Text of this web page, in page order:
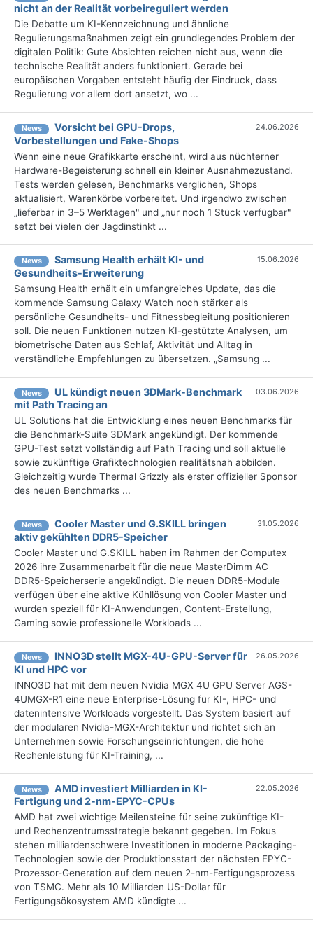
nicht an der Realität vorbeireguliert werden
Die Debatte um KI-Kennzeichnung und ähnliche
Regulierungsmaßnahmen zeigt ein grundlegendes Problem der
digitalen Politik: Gute Absichten reichen nicht aus, wenn die
technische Realität anders funktioniert. Gerade bei
europäischen Vorgaben entsteht häufig der Eindruck, dass
Regulierung vor allem dort ansetzt, wo ...
News
Vorsicht bei GPU-Drops,
Vorbestellungen und Fake-Shops
24.06.2026
Wenn eine neue Grafikkarte erscheint, wird aus nüchterner
Hardware-Begeisterung schnell ein kleiner Ausnahmezustand.
Tests werden gelesen, Benchmarks verglichen, Shops
aktualisiert, Warenkörbe vorbereitet. Und irgendwo zwischen
„lieferbar in 3–5 Werktagen" und „nur noch 1 Stück verfügbar"
setzt bei vielen der Jagdinstinkt ...
News
Samsung Health erhält KI- und
Gesundheits-Erweiterung
15.06.2026
Samsung Health erhält ein umfangreiches Update, das die
kommende Samsung Galaxy Watch noch stärker als
persönliche Gesundheits- und Fitnessbegleitung positionieren
soll. Die neuen Funktionen nutzen KI-gestützte Analysen, um
biometrische Daten aus Schlaf, Aktivität und Alltag in
verständliche Empfehlungen zu übersetzen. „Samsung ...
News
UL kündigt neuen 3DMark-Benchmark
mit Path Tracing an
03.06.2026
UL Solutions hat die Entwicklung eines neuen Benchmarks für
die Benchmark-Suite 3DMark angekündigt. Der kommende
GPU-Test setzt vollständig auf Path Tracing und soll aktuelle
sowie zukünftige Grafiktechnologien realitätsnah abbilden.
Gleichzeitig wurde Thermal Grizzly als erster offizieller Sponsor
des neuen Benchmarks ...
News
Cooler Master und G.SKILL bringen
aktiv gekühlten DDR5-Speicher
31.05.2026
Cooler Master und G.SKILL haben im Rahmen der Computex
2026 ihre Zusammenarbeit für die neue MasterDimm AC
DDR5-Speicherserie angekündigt. Die neuen DDR5-Module
verfügen über eine aktive Kühllösung von Cooler Master und
wurden speziell für KI-Anwendungen, Content-Erstellung,
Gaming sowie professionelle Workloads ...
News
INNO3D stellt MGX-4U-GPU-Server für
KI und HPC vor
26.05.2026
INNO3D hat mit dem neuen Nvidia MGX 4U GPU Server AGS-
4UMGX-R1 eine neue Enterprise-Lösung für KI-, HPC- und
datenintensive Workloads vorgestellt. Das System basiert auf
der modularen Nvidia-MGX-Architektur und richtet sich an
Unternehmen sowie Forschungseinrichtungen, die hohe
Rechenleistung für KI-Training, ...
News
AMD investiert Milliarden in KI-
Fertigung und 2-nm-EPYC-CPUs
22.05.2026
AMD hat zwei wichtige Meilensteine für seine zukünftige KI-
und Rechenzentrumsstrategie bekannt gegeben. Im Fokus
stehen milliardenschwere Investitionen in moderne Packaging-
Technologien sowie der Produktionsstart der nächsten EPYC-
Prozessor-Generation auf dem neuen 2-nm-Fertigungsprozess
von TSMC. Mehr als 10 Milliarden US-Dollar für
Fertigungsökosystem AMD kündigte ...